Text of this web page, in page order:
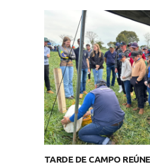
TARDE DE CAMPO